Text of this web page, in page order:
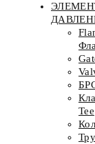
Tee